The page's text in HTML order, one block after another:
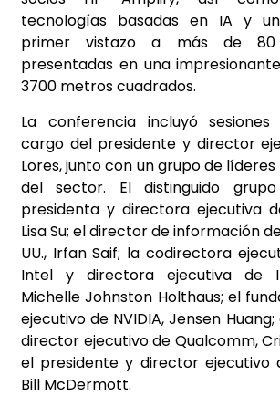
tecnologías basadas en IA y
primer vistazo a más de 80
presentadas en una
3700 metros cuadrados.
La conferencia incluyó
cargo del presidente y director
Lores, junto con un grupo de
del sector. El distinguido
presidenta y directora ejecutiva
Lisa Su; el director de información
UU., Irfan Saif; la codirectora
Intel y directora ejecutiva de
Michelle Johnston Holthaus; el
ejecutivo de NVIDIA, Jensen
director ejecutivo de Qualcomm,
el presidente y director ejecutivo
Bill McDermott.